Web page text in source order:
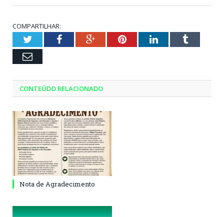
COMPARTILHAR:
TwitterFacebookGoogle+PinterestLinkedInTumblr
Email
CONTEÚDO RELACIONADO
Nota de Agradecimento